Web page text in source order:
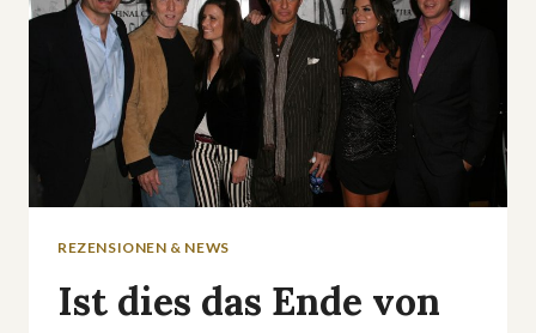
LATER«
REZENSIONEN & NEWS
Ist dies das Ende von